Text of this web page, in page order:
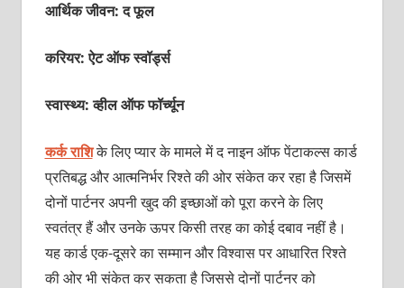
आर्थिक जीवन: द फूल
करियर: ऐट ऑफ स्‍वॉर्ड्स
स्वास्थ्य: व्‍हील ऑफ फॉर्च्‍यून
कर्क राशिके लिए प्‍यार के मामले में द नाइन ऑफ पेंटाकल्‍स कार्ड
प्रतिबद्ध और आत्‍मनिर्भर रिश्‍ते की ओर संकेत कर रहा है जिसमें
दोनों पार्टनर अपनी खुद की इच्‍छाओं को पूरा करने के लिए
स्‍वतंत्र हैं और उनके ऊपर किसी तरह का कोई दबाव नहीं है।
यह कार्ड एक-दूसरे का सम्‍मान और विश्‍वास पर आधारित रिश्‍ते
की ओर भी संकेत कर सकता है जिससे दोनों पार्टनर को